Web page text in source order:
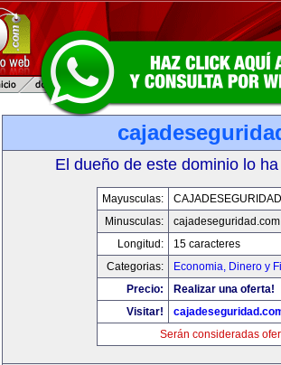
El dueño de este dominio lo
Mayusculas:
Minusculas:
cajadeseguridad.com
Longitud:
15 caracteres
Categorias:
Economia, Dinero y
Precio:
Realizar una oferta!
Visitar!
Serán consideradas